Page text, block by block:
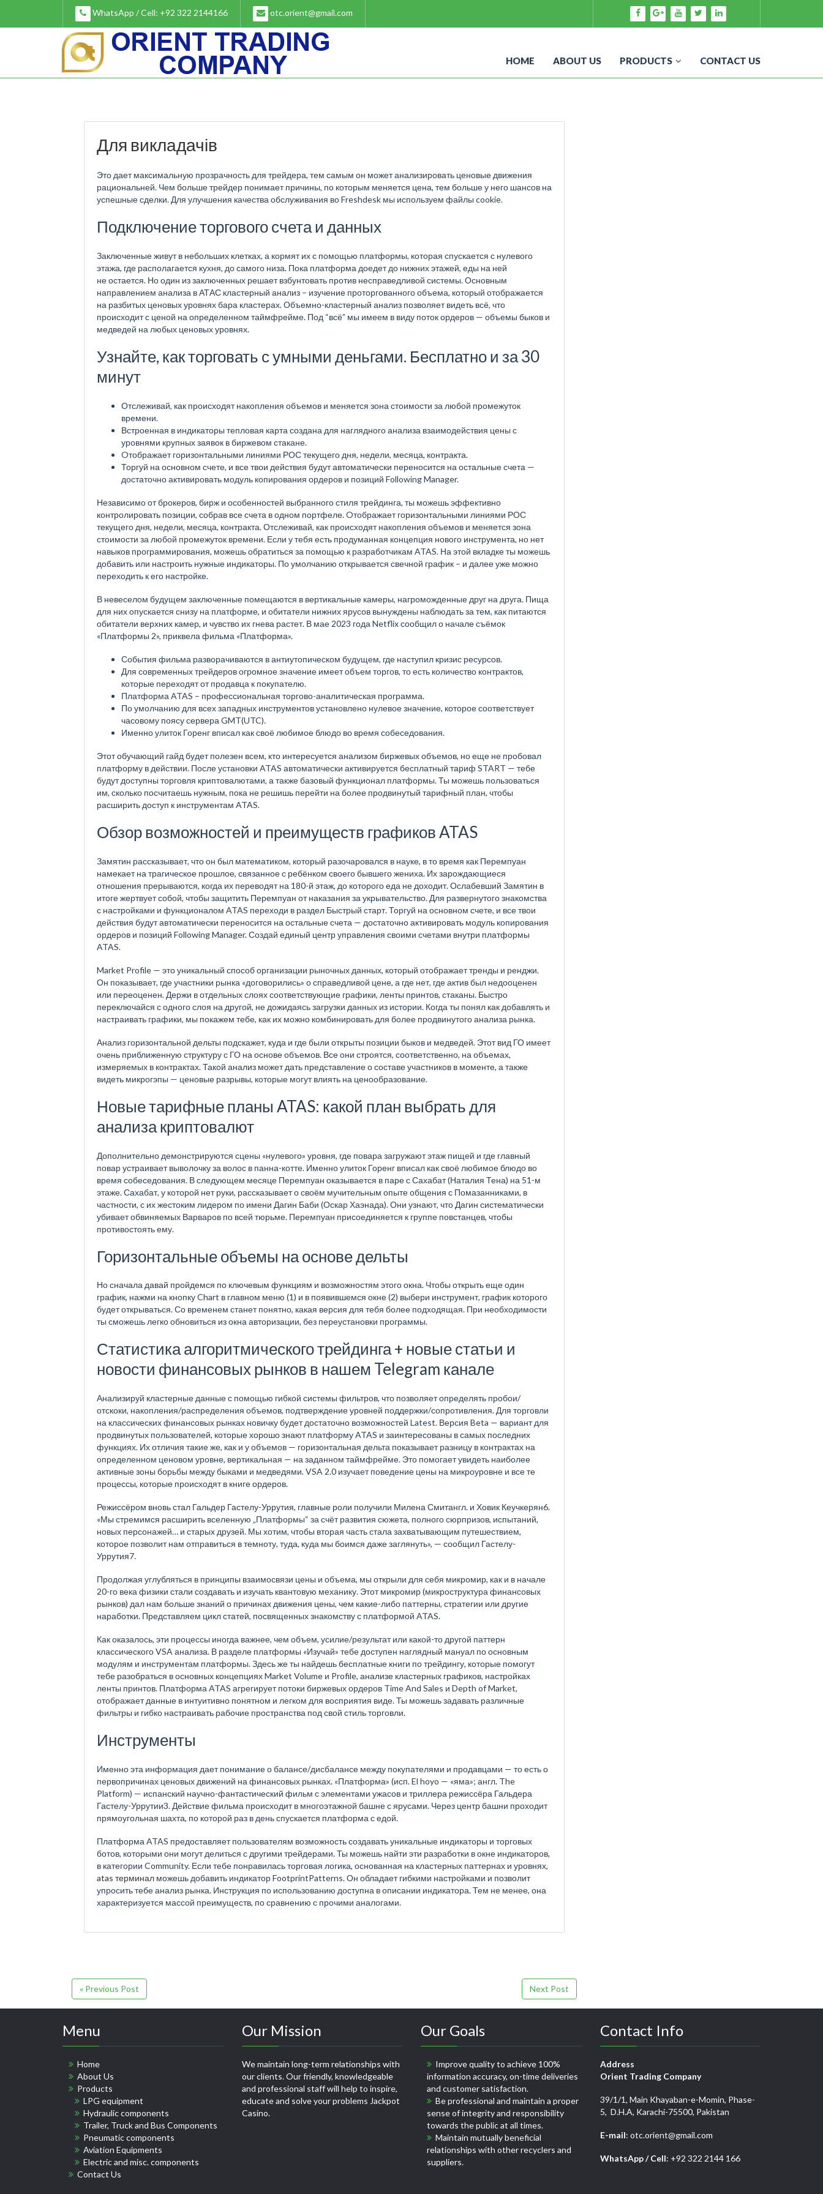
content
WhatsApp / Cell: +92 322 2144166 otc.orient@gmail.com
HOME ABOUT US PRODUCTS CONTACT US
Для викладачів
Это дает максимальную прозрачность для трейдера, тем самым он может анализировать ценовые движения
рациональней. Чем больше трейдер понимает причины, по которым меняется цена, тем больше у него шансов на
успешные сделки. Для улучшения качества обслуживания во Freshdesk мы используем файлы cookie.
Подключение торгового счета и данных
Заключенные живут в небольших клетках, а кормят их с помощью платформы, которая спускается с нулевого
этажа, где располагается кухня, до самого низа. Пока платформа доедет до нижних этажей, еды на ней
не остается. Но один из заключенных решает взбунтовать против несправедливой системы. Основным
направлением анализа в АТАС кластерный анализ – изучение проторгованного объема, который отображается
на разбитых ценовых уровнях бара кластерах. Объемно-кластерный анализ позволяет видеть всё, что
происходит с ценой на определенном таймфрейме. Под “всё” мы имеем в виду поток ордеров — объемы быков и
медведей на любых ценовых уровнях.
Узнайте, как торговать с умными деньгами. Бесплатно и за 30
минут
Отслеживай, как происходят накопления объемов и меняется зона стоимости за любой промежуток
времени.
Встроенная в индикаторы тепловая карта создана для наглядного анализа взаимодействия цены с
уровнями крупных заявок в биржевом стакане.
Oтображает горизонтальными линиями РОС текущего дня, недели, месяца, контракта.
Торгуй на основном счете, и все твои действия будут автоматически переносится на остальные счета —
достаточно активировать модуль копирования ордеров и позиций Following Manager.
Независимо от брокеров, бирж и особенностей выбранного стиля трейдинга, ты можешь эффективно
контролировать позиции, собрав все счета в одном портфеле. Oтображает горизонтальными линиями РОС
текущего дня, недели, месяца, контракта. Отслеживай, как происходят накопления объемов и меняется зона
стоимости за любой промежуток времени. Если у тебя есть продуманная концепция нового инструмента, но нет
навыков программирования, можешь обратиться за помощью к разработчикам ATAS. На этой вкладке ты можешь
добавить или настроить нужные индикаторы. По умолчанию открывается свечной график – и далее уже можно
переходить к его настройке.
В невеселом будущем заключенные помещаются в вертикальные камеры, нагроможденные друг на друга. Пища
для них опускается снизу на платформе, и обитатели нижних ярусов вынуждены наблюдать за тем, как питаются
обитатели верхних камер, и чувство их гнева растет. В мае 2023 года Netflix сообщил о начале съёмок
«Платформы 2», приквела фильма «Платформа».
События фильма разворачиваются в антиутопическом будущем, где наступил кризис ресурсов.
Для современных трейдеров огромное значение имеет объем торгов, то есть количество контрактов,
которые переходят от продавца к покупателю.
Платформа ATAS – профессиональная торгово-аналитическая программа.
По умолчанию для всех западных инструментов установлено нулевое значение, которое соответствует
часовому поясу сервера GMT(UTC).
Именно улиток Горенг вписал как своё любимое блюдо во время собеседования.
Этот обучающий гайд будет полезен всем, кто интересуется анализом биржевых объемов, но еще не пробовал
платформу в действии. После установки ATAS автоматически активируется бесплатный тариф START — тебе
будут доступны торговля криптовалютами, а также базовый функционал платформы. Ты можешь пользоваться
им, сколько посчитаешь нужным, пока не решишь перейти на более продвинутый тарифный план, чтобы
расширить доступ к инструментам ATAS.
Обзор возможностей и преимуществ графиков ATAS
Замятин рассказывает, что он был математиком, который разочаровался в науке, в то время как Перемпуан
намекает на трагическое прошлое, связанное с ребёнком своего бывшего жениха. Их зарождающиеся
отношения прерываются, когда их переводят на 180-й этаж, до которого еда не доходит. Ослабевший Замятин в
итоге жертвует собой, чтобы защитить Перемпуан от наказания за укрывательство. Для развернутого знакомства
с настройками и функционалом ATAS переходи в раздел Быстрый старт. Торгуй на основном счете, и все твои
действия будут автоматически переносится на остальные счета — достаточно активировать модуль копирования
ордеров и позиций Following Manager. Создай единый центр управления своими счетами внутри платформы
ATAS.
Market Profile — это уникальный способ организации рыночных данных, который отображает тренды и ренджи.
Он показывает, где участники рынка «договорились» о справедливой цене, а где нет, где актив был недооценен
или переоценен. Держи в отдельных слоях соответствующие графики, ленты принтов, стаканы. Быстро
переключайся с одного слоя на другой, не дожидаясь загрузки данных из истории. Когда ты понял как добавлять и
настраивать графики, мы покажем тебе, как их можно комбинировать для более продвинутого анализа рынка.
Анализ горизонтальной дельты подскажет, куда и где были открыты позиции быков и медведей. Этот вид ГО имеет
очень приближенную структуру с ГО на основе объемов. Все они строятся, соответственно, на объемах,
измеряемых в контрактах. Такой анализ может дать представление о составе участников в моменте, а также
видеть микрогэпы — ценовые разрывы, которые могут влиять на ценообразование.
Новые тарифные планы ATAS: какой план выбрать для
анализа криптовалют
Дополнительно демонстрируются сцены «нулевого» уровня, где повара загружают этаж пищей и где главный
повар устраивает выволочку за волос в панна-котте. Именно улиток Горенг вписал как своё любимое блюдо во
время собеседования. В следующем месяце Перемпуан оказывается в паре с Сахабат (Наталия Тена) на 51-м
этаже. Сахабат, у которой нет руки, рассказывает о своём мучительным опыте общения с Помазанниками, в
частности, с их жестоким лидером по имени Дагин Баби (Оскар Хаэнада). Они узнают, что Дагин систематически
убивает обвиняемых Варваров по всей тюрьме. Перемпуан присоединяется к группе повстанцев, чтобы
противостоять ему.
Горизонтальные объемы на основе дельты
Но сначала давай пройдемся по ключевым функциям и возможностям этого окна. Чтобы открыть еще один
график, нажми на кнопку Chart в главном меню ‭(1) и в появившемся окне (2) выбери инструмент, график которого
будет открываться. Со временем станет понятно, какая версия для тебя более подходящая. При необходимости
ты сможешь легко обновиться из окна авторизации, без переустановки программы.
Статистика алгоритмического трейдинга + новые статьи и
новости финансовых рынков в нашем Telegram канале
Анализируй кластерные данные с помощью гибкой системы фильтров, что позволяет определять пробои/
отскоки, накопления/распределения объемов, подтверждение уровней поддержки/сопротивления. Для торговли
на классических финансовых рынках новичку будет достаточно возможностей Latest. Версия Beta — вариант для
продвинутых пользователей, которые хорошо знают платформу ATAS и заинтересованы в самых последних
функциях. Их отличия такие же, как и у объемов — горизонтальная дельта показывает разницу в контрактах на
определенном ценовом уровне, вертикальная — на заданном таймфрейме. Это помогает увидеть наиболее
активные зоны борьбы между быками и медведями. VSA 2.0 изучает поведение цены на микроуровне и все те
процессы, которые происходят в книге ордеров.
Режиссёром вновь стал Гальдер Гастелу-Уррутия, главные роли получили Милена Смитангл. и Ховик Кеучкерян6.
«Мы стремимся расширить вселенную „Платформы“ за счёт развития сюжета, полного сюрпризов, испытаний,
новых персонажей… и старых друзей. Мы хотим, чтобы вторая часть стала захватывающим путешествием,
которое позволит нам отправиться в темноту, туда, куда мы боимся даже заглянуть», — сообщил Гастелу-
Уррутия7.
Продолжая углубляться в принципы взаимосвязи цены и объема, мы открыли для себя микромир, как и в начале
20-го века физики стали создавать и изучать квантовую механику. Этот микромир (микроструктура финансовых
рынков) дал нам больше знаний о причинах движения цены, чем какие-либо паттерны, стратегии или другие
наработки. Представляем цикл статей, посвященных знакомству с платформой ATAS.
Как оказалось, эти процессы иногда важнее, чем объем, усилие/результат или какой-то другой паттерн
классического VSA анализа. В разделе платформы «Изучай» тебе доступен наглядный мануал по основным
модулям и инструментам платформы. Здесь же ты найдешь бесплатные книги по трейдингу, которые помогут
тебе разобраться в основных концепциях Market Volume и Profile, анализе кластерных графиков, настройках
ленты принтов. Платформа ATAS агрегирует потоки биржевых ордеров Time And Sales и Depth of Market,
отображает данные в интуитивно понятном и легком для восприятия виде. Ты можешь задавать различные
фильтры и гибко настраивать рабочие пространства под свой стиль торговли.
Инструменты
Именно эта информация дает понимание о балансе/дисбалансе между покупателями и продавцами — то есть о
первопричинах ценовых движений на финансовых рынках. «Платформа» (исп. El hoyo — «яма»; англ. The
Platform) — испанский научно-фантастический фильм с элементами ужасов и триллера режиссёра Гальдера
Гастелу-Уррутии3. Действие фильма происходит в многоэтажной башне с ярусами. Через центр башни проходит
прямоугольная шахта, по которой раз в день спускается платформа с едой.
Платформа ATAS предоставляет пользователям возможность создавать уникальные индикаторы и торговых
ботов, которыми они могут делиться с другими трейдерами. Ты можешь найти эти разработки в окне индикаторов,
в категории Community. Если тебе понравилась торговая логика, основанная на кластерных паттернах и уровнях,
atas терминал можешь добавить индикатор FootprintPatterns. Он обладает гибкими настройками и позволит
упросить тебе анализ рынка. Инструкция по использованию доступна в описании индикатора. Тем не менее, она
характеризуется массой преимуществ, по сравнению с прочими аналогами.
« Previous Post Next Post
Menu
Home
About Us
Products
LPG equipment
Hydraulic components
Trailer, Truck and Bus Components
Pneumatic components
Aviation Equipments
Electric and misc. components
Contact Us
Our Mission
We maintain long-term relationships with
our clients. Our friendly, knowledgeable
and professional staff will help to inspire,
educate and solve your problems Jackpot
Casino.
Our Goals
Improve quality to achieve 100%
information accuracy, on-time deliveries
and customer satisfaction.
Be professional and maintain a proper
sense of integrity and responsibility
towards the public at all times.
Maintain mutually beneficial
relationships with other recyclers and
suppliers.
Contact Info
Address
Orient Trading Company
39/1/1, Main Khayaban-e-Momin, Phase-
5, D.H.A, Karachi-75500, Pakistan
E-mail: otc.orient@gmail.com
WhatsApp / Cell: +92 322 2144 166